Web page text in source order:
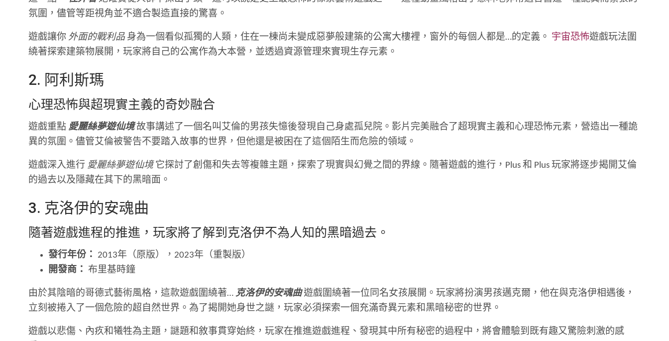
氛圍，儘管等距視角並不適合製造直接的驚喜。
遊戲讓你 外面的戰利品身為一個看似孤獨的人類，住在一棟尚未變成惡夢般建築的公寓大樓裡，窗外的每個人都是…的定義。 宇宙恐怖遊戲玩法圍
繞著探索建築物展開，玩家將自己的公寓作為大本營，並透過資源管理來實現生存元素。
2. 阿利斯瑪
心理恐怖與超現實主義的奇妙融合
遊戲重點 愛麗絲夢遊仙境故事講述了一個名叫艾倫的男孩失憶後發現自己身處孤兒院。影片完美融合了超現實主義和心理恐怖元素，營造出一種詭
異的氛圍。儘管艾倫被警告不要踏入故事的世界，但他還是被困在了這個陌生而危險的領域。
遊戲深入進行 愛麗絲夢遊仙境它探討了創傷和失去等複雜主題，探索了現實與幻覺之間的界線。隨著遊戲的進行，Plus 和 Plus 玩家將逐步揭開艾倫
的過去以及隱藏在其下的黑暗面。
3. 克洛伊的安魂曲
隨著遊戲進程的推進，玩家將了解到克洛伊不為人知的黑暗過去。
發行年份： 2013年（原版），2023年（重製版）
開發商： 布里基時鐘
由於其陰暗的哥德式藝術風格，這款遊戲圍繞著… 克洛伊的安魂曲遊戲圍繞著一位同名女孩展開。玩家將扮演男孩邁克爾，他在與克洛伊相遇後，
立刻被捲入了一個危險的超自然世界。為了揭開她身世之謎，玩家必須探索一個充滿奇異元素和黑暗秘密的世界。
遊戲以悲傷、內疚和犧牲為主題，謎題和敘事貫穿始終，玩家在推進遊戲進程、發現其中所有秘密的過程中，將會體驗到既有趣又驚險刺激的感